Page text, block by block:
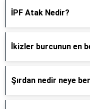
İPF Atak Nedir?
İkizler burcunun en
Şırdan nedir neye